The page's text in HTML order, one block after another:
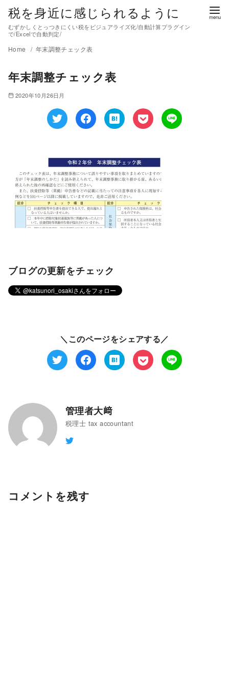
税を身近に感じられるように
むずかしくとっつきにくい税をビジュアライズ化/自動計算プラグイン
で/Excelで自動判定/
Home 年末調整チェック表
年末調整チェック表
2020年10月26日月
ブログの更新をチェック
＼このページをシェアする／
管理者大﨑
税理士 tax accountant
コメントを残す